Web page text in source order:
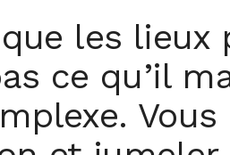
les lieux
ce qu’il